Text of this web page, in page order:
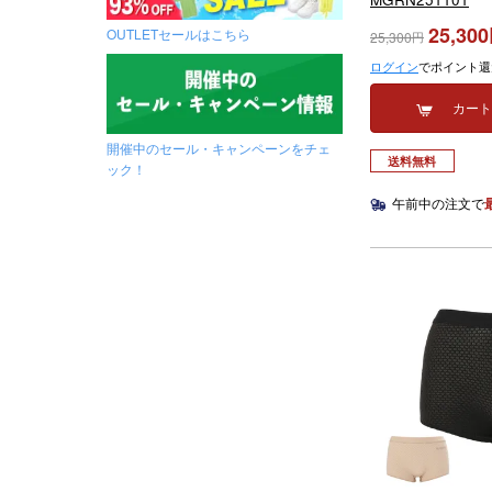
OUTLETセールはこちら
開催中のセール・キャンペーンをチェ
ック！
25,300 25,300
ログインでポイント
カー
送料無料
午前中の注文で